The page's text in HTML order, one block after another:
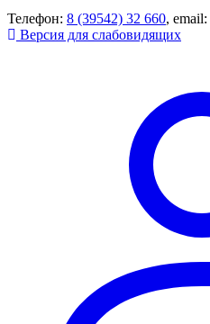
Телефон: 8 (39542) 32 660, email:
Версия для слабовидящих